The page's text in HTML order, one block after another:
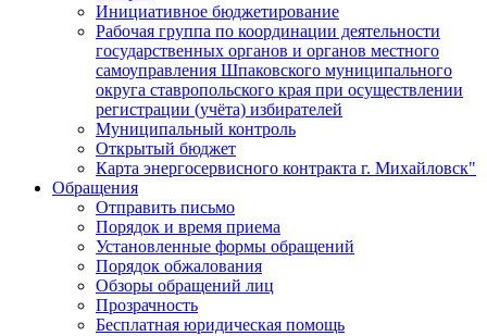
Инициативное бюджетирование
Рабочая группа по координации деятельности
государственных органов и органов местного
самоуправления Шпаковского муниципального
округа ставропольского края при осуществлении
регистрации (учёта) избирателей
Муниципальный контроль
Открытый бюджет
Карта энергосервисного контракта г. Михайловск"
Обращения
Отправить письмо
Порядок и время приема
Установленные формы обращений
Порядок обжалования
Обзоры обращений лиц
Прозрачность
Бесплатная юридическая помощь